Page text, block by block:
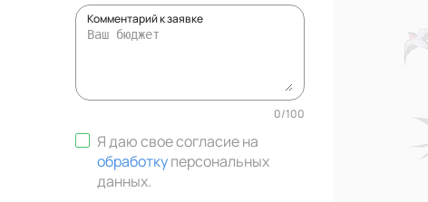
Комментарий к заявке
0/100
Я даю свое согласие на
обработкуперсональных
данных.